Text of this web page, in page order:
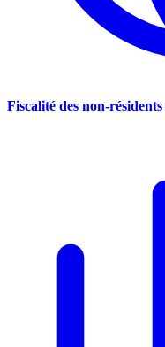
Fiscalité des non-résidents